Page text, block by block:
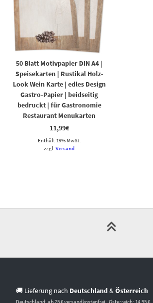
50 Blatt Motivpapier DIN A4 |
Speisekarten | Rustikal Holz-
Look Wein Karte | edles Design
Gastro-Papier | beidseitig
bedruckt | für Gastronomie
Restaurant Menukarten
11,99€
Enthält 19% MwSt.
zzgl.Versand
🚚 Lieferung nach Deutschland &Österreich
Deutschland: ab 25 € versandkostenfrei · Österreich: 14,95 €